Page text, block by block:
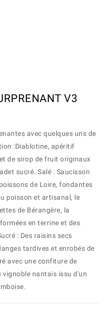
V3
avec quelques uns de
:Diablotine, apéritif
de sirop de fruit originaux
sucré. Salé : Saucisson
de Loire, fondantes
poisson et artisanal, le
de Bérangère, la
en terrine et des
: Des raisins secs
tardives et enrobés de
avec une confiture de
nantais issu d'un